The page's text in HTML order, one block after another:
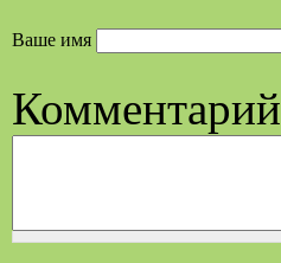
Ваше имя
Комментарий